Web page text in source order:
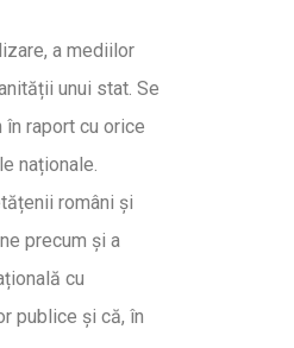
a mediilor
unui stat. Se
raport cu orice
naționale.
români și
precum și a
cu
publice și că, în